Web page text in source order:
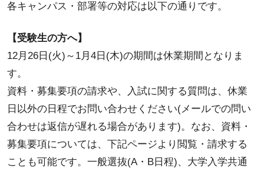
各キャンパス・部署等の対応は以下の通りです。
【受験生の方へ】
12月26日(火)～1月4日(木)の期間は休業期間となりま
す。
資料・募集要項の請求や、入試に関する質問は、休業
日以外の日程でお問い合わせください(メールでの問い
合わせは返信が遅れる場合があります)。なお、資料・
募集要項については、下記ページより閲覧・請求する
ことも可能です。一般選抜(A・B日程)、大学入学共通